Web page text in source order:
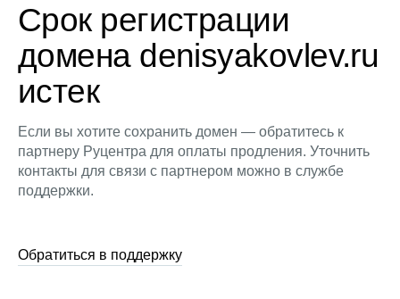
Срок регистрации
домена denisyakovlev.ru
истек
Если вы хотите сохранить домен — обратитесь к
партнеру Руцентра для оплаты продления. Уточнить
контакты для связи с партнером можно в службе
поддержки.
Обратиться в поддержку